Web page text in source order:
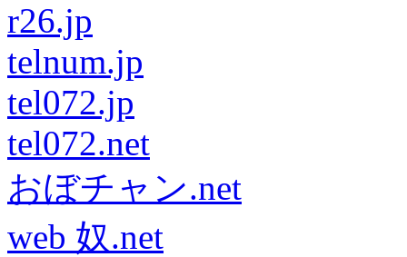
r26.jp
telnum.jp
tel072.jp
tel072.net
おぼチャン.net
web 奴.net